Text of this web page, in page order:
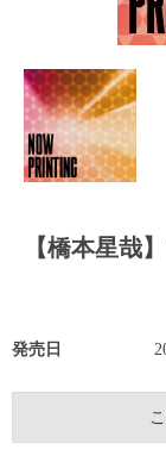
【橋本星哉
発売日